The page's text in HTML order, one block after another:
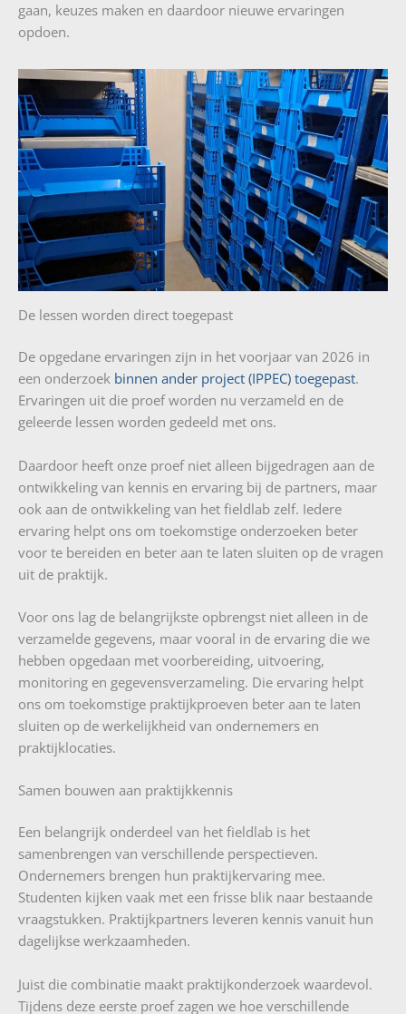
gaan, keuzes maken en daardoor nieuwe ervaringen
opdoen.
De lessen worden direct toegepast
De opgedane ervaringen zijn in het voorjaar van 2026 in
een onderzoek binnen ander project (IPPEC) toegepast.
Ervaringen uit die proef worden nu verzameld en de
geleerde lessen worden gedeeld met ons.
Daardoor heeft onze proef niet alleen bijgedragen aan de
ontwikkeling van kennis en ervaring bij de partners, maar
ook aan de ontwikkeling van het fieldlab zelf. Iedere
ervaring helpt ons om toekomstige onderzoeken beter
voor te bereiden en beter aan te laten sluiten op de vragen
uit de praktijk.
Voor ons lag de belangrijkste opbrengst niet alleen in de
verzamelde gegevens, maar vooral in de ervaring die we
hebben opgedaan met voorbereiding, uitvoering,
monitoring en gegevensverzameling. Die ervaring helpt
ons om toekomstige praktijkproeven beter aan te laten
sluiten op de werkelijkheid van ondernemers en
praktijklocaties.
Samen bouwen aan praktijkkennis
Een belangrijk onderdeel van het fieldlab is het
samenbrengen van verschillende perspectieven.
Ondernemers brengen hun praktijkervaring mee.
Studenten kijken vaak met een frisse blik naar bestaande
vraagstukken. Praktijkpartners leveren kennis vanuit hun
dagelijkse werkzaamheden.
Juist die combinatie maakt praktijkonderzoek waardevol.
Tijdens deze eerste proef zagen we hoe verschillende